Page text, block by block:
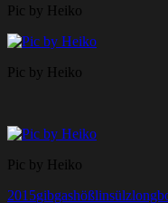
Pic by Heiko
Pic by Heiko
Pic by Heiko
2015gibgashößlinsülz